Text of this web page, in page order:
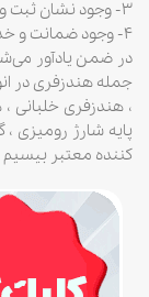
۳- وجود نشان ثبت و نماد اعتبار الکترونیکی در سایت عرضه کننده
۴- وجود ضمانت و خدمات پس از فروش بیسیم واکی تاکی مجاز
در ضمن یادآور
جمله هندزفری در
، هندزفری خلبانی
پایه شارژ رومیزی
کننده معتبر